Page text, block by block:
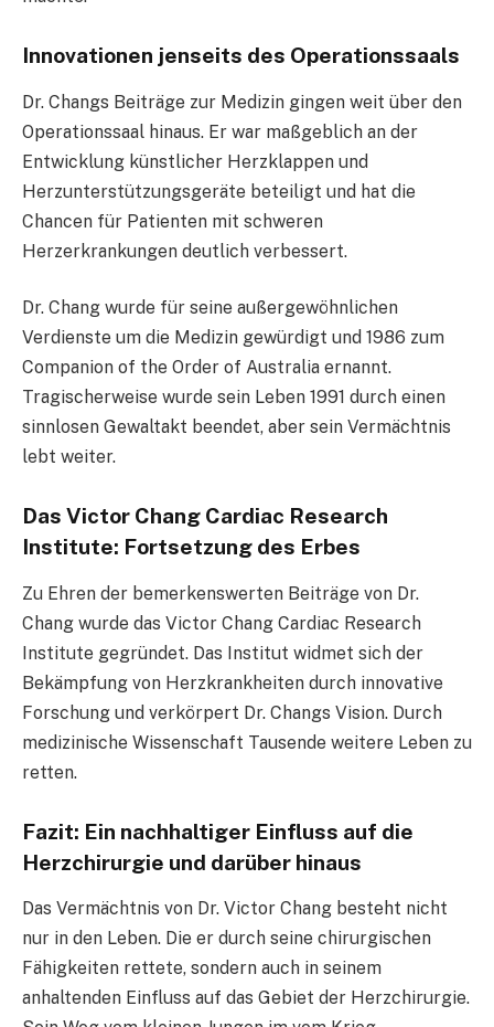
Innovationen jenseits des Operationssaals
Dr. Changs Beiträge zur Medizin gingen weit über den
Operationssaal hinaus. Er war maßgeblich an der
Entwicklung künstlicher Herzklappen und
Herzunterstützungsgeräte beteiligt und hat die
Chancen für Patienten mit schweren
Herzerkrankungen deutlich verbessert.
Dr. Chang wurde für seine außergewöhnlichen
Verdienste um die Medizin gewürdigt und 1986 zum
Companion of the Order of Australia ernannt.
Tragischerweise wurde sein Leben 1991 durch einen
sinnlosen Gewaltakt beendet, aber sein Vermächtnis
lebt weiter.
Das Victor Chang Cardiac Research
Institute: Fortsetzung des Erbes
Zu Ehren der bemerkenswerten Beiträge von Dr.
Chang wurde das Victor Chang Cardiac Research
Institute gegründet. Das Institut widmet sich der
Bekämpfung von Herzkrankheiten durch innovative
Forschung und verkörpert Dr. Changs Vision. Durch
medizinische Wissenschaft Tausende weitere Leben zu
retten.
Fazit: Ein nachhaltiger Einfluss auf die
Herzchirurgie und darüber hinaus
Das Vermächtnis von Dr. Victor Chang besteht nicht
nur in den Leben. Die er durch seine chirurgischen
Fähigkeiten rettete, sondern auch in seinem
anhaltenden Einfluss auf das Gebiet der Herzchirurgie.